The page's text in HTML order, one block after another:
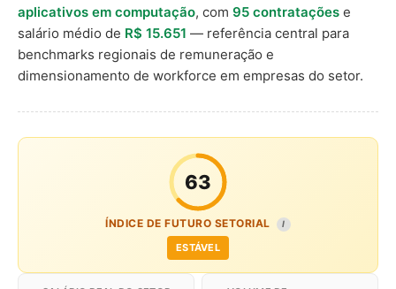
aplicativos em computação, com 95 contratações e
salário médio de R$ 15.651 — referência central para
benchmarks regionais de remuneração e
dimensionamento de workforce em empresas do setor.
63
ÍNDICE DE FUTURO SETORIAL I
ESTÁVEL